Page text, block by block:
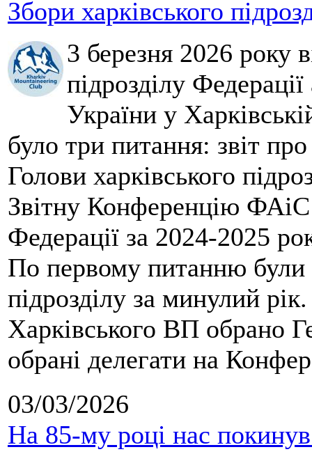
Збори харківського
3 березня 2026 року
підрозділу
України у
було три питання: звіт
Голови харківського
Звітну Конференцію
Федерації за 2024-2025
По первому питанню були
підрозділу за минулий
Харківського ВП обрано
обрані делегати на
03/03/2026
На 85-му році нас